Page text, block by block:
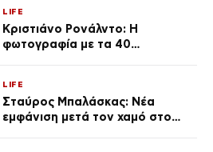
LIFE
Κριστιάνο Ρονάλντο: Η
φωτογραφία με τα 40
εκ. likes
LIFE
Σταύρος Μπαλάσκας: Νέα
εμφάνιση μετά τον χαμό στο